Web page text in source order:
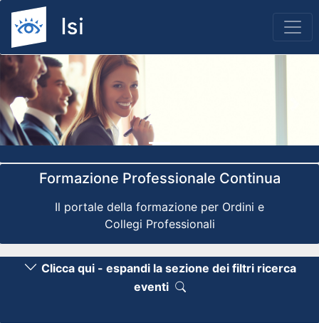
Previous
Formazione Professionale Continua
Il portale della formazione per Ordini e
Collegi Professionali
Clicca qui - espandi la sezione dei filtri ricerca
eventi